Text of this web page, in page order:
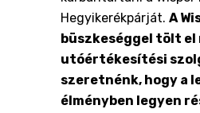
Hegyikerékpárját. A
büszkeséggel tölt el
utóértékesítési
szeretnénk, hogy a
élményben legyen